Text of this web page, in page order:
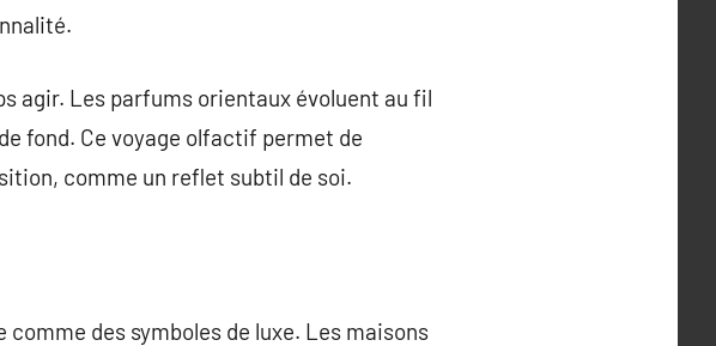
agir. Les parfums orientaux évoluent au fil
fond. Ce voyage olfactif permet de
comme un reflet subtil de soi.
comme des symboles de luxe. Les maisons